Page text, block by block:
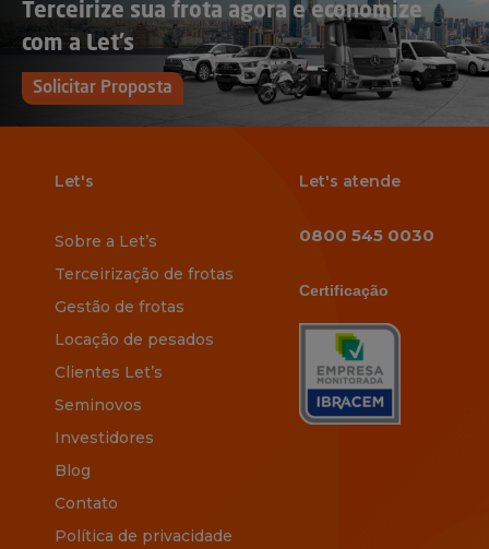
Terceirize sua frota agora e economize
com a Let’s
Solicitar Proposta
Let's
Sobre a Let’s
Terceirização de frotas
Gestão de frotas
Locação de pesados
Clientes Let’s
Seminovos
Investidores
Blog
Contato
Política de privacidade
Let's atende
0800 545 0030
Certificação